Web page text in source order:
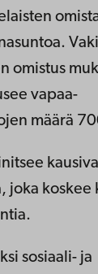
omistus
vapaa-
määrä
joka koskee
sosiaali- ja